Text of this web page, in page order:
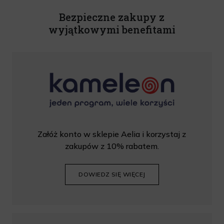
Bezpieczne zakupy z
wyjątkowymi benefitami
Załóż konto w sklepie Aelia i korzystaj z
zakupów z 10% rabatem.
DOWIEDZ SIĘ WIĘCEJ